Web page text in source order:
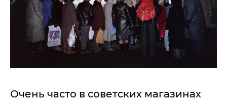
Очень часто в советских магазинах